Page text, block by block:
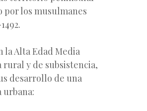
por los musulmanes
la Alta Edad Media
rural y de subsistencia,
desarrollo de una
urbana: